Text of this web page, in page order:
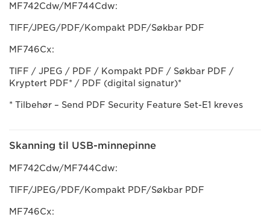
MF742Cdw/MF744Cdw:
TIFF/JPEG/PDF/Kompakt PDF/Søkbar PDF
MF746Cx:
TIFF / JPEG / PDF / Kompakt PDF / Søkbar PDF /
Kryptert PDF* / PDF (digital signatur)*
* Tilbehør – Send PDF Security Feature Set-E1 kreves
Skanning til USB-minnepinne
MF742Cdw/MF744Cdw:
TIFF/JPEG/PDF/Kompakt PDF/Søkbar PDF
MF746Cx: